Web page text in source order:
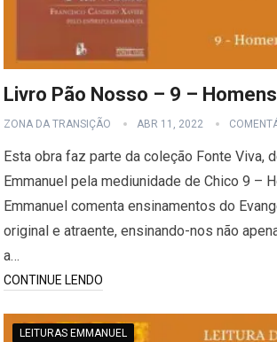
Livro Pão Nosso – 9 –
ZONA DA TRANSIÇÃO ABR 11, 2022
Esta obra faz parte da coleção Fonte Viva,
Emmanuel pela mediunidade de Chico 9 –
Emmanuel comenta ensinamentos do
original e atraente, ensinando-nos não
a…
CONTINUE LENDO
LEITURAS EMMANUEL